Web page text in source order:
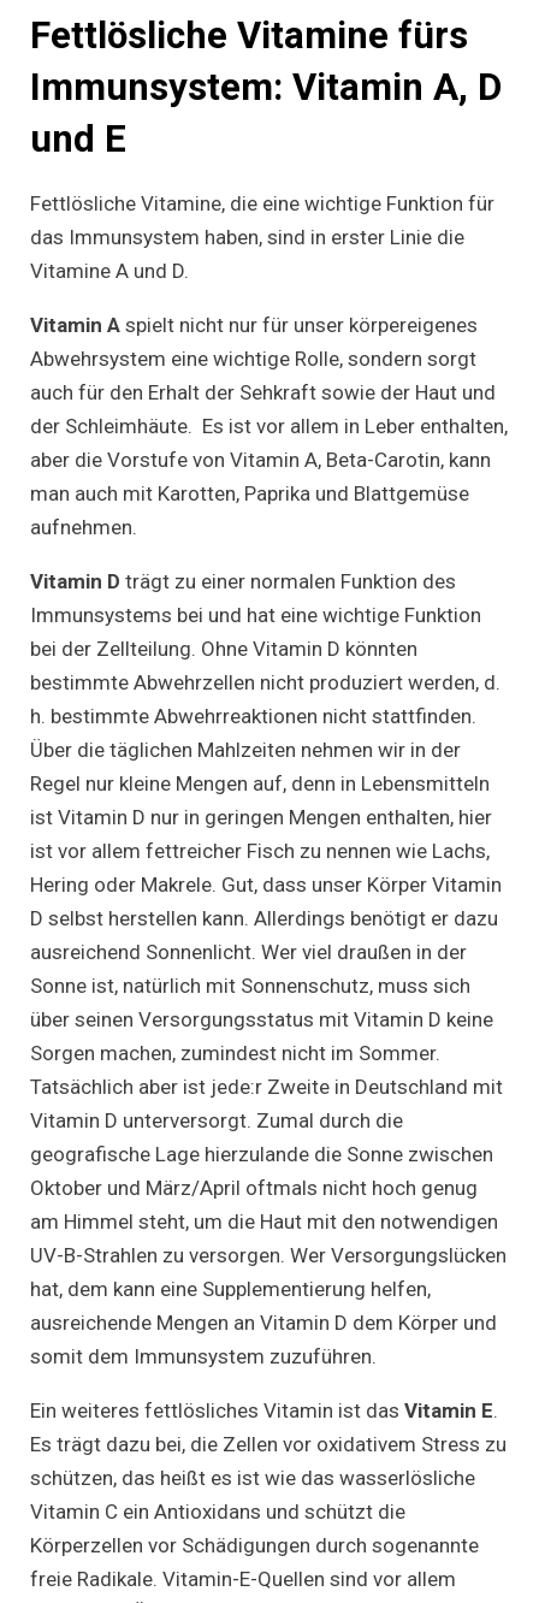
Fettlösliche Vitamine fürs
Immunsystem: Vitamin A, D
und E
Fettlösliche Vitamine, die eine wichtige Funktion für
das Immunsystem haben, sind in erster Linie die
Vitamine A und D.
Vitamin A spielt nicht nur für unser körpereigenes
Abwehrsystem eine wichtige Rolle, sondern sorgt
auch für den Erhalt der Sehkraft sowie der Haut und
der Schleimhäute. Es ist vor allem in Leber enthalten,
aber die Vorstufe von Vitamin A, Beta-Carotin, kann
man auch mit Karotten, Paprika und Blattgemüse
aufnehmen.
Vitamin D trägt zu einer normalen Funktion des
Immunsystems bei und hat eine wichtige Funktion
bei der Zellteilung. Ohne Vitamin D könnten
bestimmte Abwehrzellen nicht produziert werden, d.
h. bestimmte Abwehrreaktionen nicht stattfinden.
Über die täglichen Mahlzeiten nehmen wir in der
Regel nur kleine Mengen auf, denn in Lebensmitteln
ist Vitamin D nur in geringen Mengen enthalten, hier
ist vor allem fettreicher Fisch zu nennen wie Lachs,
Hering oder Makrele. Gut, dass unser Körper Vitamin
D selbst herstellen kann. Allerdings benötigt er dazu
ausreichend Sonnenlicht. Wer viel draußen in der
Sonne ist, natürlich mit Sonnenschutz, muss sich
über seinen Versorgungsstatus mit Vitamin D keine
Sorgen machen, zumindest nicht im Sommer.
Tatsächlich aber ist jede:r Zweite in Deutschland mit
Vitamin D unterversorgt. Zumal durch die
geografische Lage hierzulande die Sonne zwischen
Oktober und März/April oftmals nicht hoch genug
am Himmel steht, um die Haut mit den notwendigen
UV-B-Strahlen zu versorgen. Wer Versorgungslücken
hat, dem kann eine Supplementierung helfen,
ausreichende Mengen an Vitamin D dem Körper und
somit dem Immunsystem zuzuführen.
Ein weiteres fettlösliches Vitamin ist das Vitamin E.
Es trägt dazu bei, die Zellen vor oxidativem Stress zu
schützen, das heißt es ist wie das wasserlösliche
Vitamin C ein Antioxidans und schützt die
Körperzellen vor Schädigungen durch sogenannte
freie Radikale. Vitamin-E-Quellen sind vor allem